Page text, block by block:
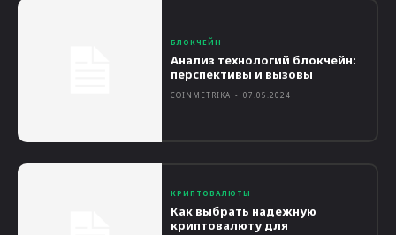
БЛОКЧЕЙН
Анализ технологий блокчейн:
перспективы и вызовы
COINMETRIKA - 07.05.2024
КРИПТОВАЛЮТЫ
Как выбрать надежную
криптовалюту для